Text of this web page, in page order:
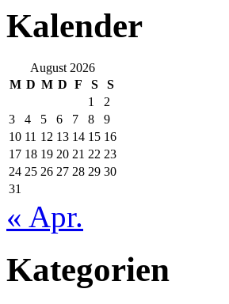
Kalender
August 2026
M D M D F S
S
1
2
3
4 5 6 7 8
9
10 11 12 13 14 15 16
17 18 19 20 21 22 23
24 25 26 27 28 29 30
31
« Apr.
Kategorien